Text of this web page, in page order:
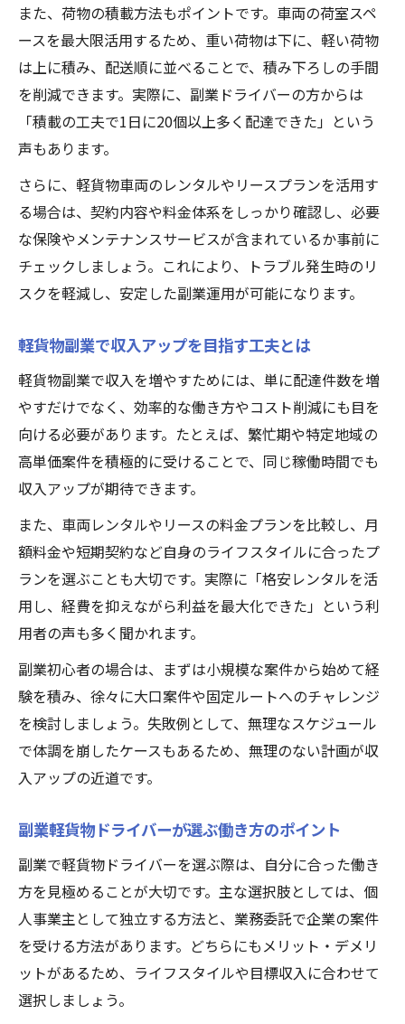
また、荷物の積載方法もポイントです。車両の荷室スペ
ースを最大限活用するため、重い荷物は下に、軽い荷物
は上に積み、配送順に並べることで、積み下ろしの手間
を削減できます。実際に、副業ドライバーの方からは
「積載の工夫で1日に20個以上多く配達できた」という
声もあります。
さらに、軽貨物車両のレンタルやリースプランを活用す
る場合は、契約内容や料金体系をしっかり確認し、必要
な保険やメンテナンスサービスが含まれているか事前に
チェックしましょう。これにより、トラブル発生時のリ
スクを軽減し、安定した副業運用が可能になります。
軽貨物副業で収入アップを目指す工夫とは
軽貨物副業で収入を増やすためには、単に配達件数を増
やすだけでなく、効率的な働き方やコスト削減にも目を
向ける必要があります。たとえば、繁忙期や特定地域の
高単価案件を積極的に受けることで、同じ稼働時間でも
収入アップが期待できます。
また、車両レンタルやリースの料金プランを比較し、月
額料金や短期契約など自身のライフスタイルに合ったプ
ランを選ぶことも大切です。実際に「格安レンタルを活
用し、経費を抑えながら利益を最大化できた」という利
用者の声も多く聞かれます。
副業初心者の場合は、まずは小規模な案件から始めて経
験を積み、徐々に大口案件や固定ルートへのチャレンジ
を検討しましょう。失敗例として、無理なスケジュール
で体調を崩したケースもあるため、無理のない計画が収
入アップの近道です。
副業軽貨物ドライバーが選ぶ働き方のポイント
副業で軽貨物ドライバーを選ぶ際は、自分に合った働き
方を見極めることが大切です。主な選択肢としては、個
人事業主として独立する方法と、業務委託で企業の案件
を受ける方法があります。どちらにもメリット・デメリ
ットがあるため、ライフスタイルや目標収入に合わせて
選択しましょう。